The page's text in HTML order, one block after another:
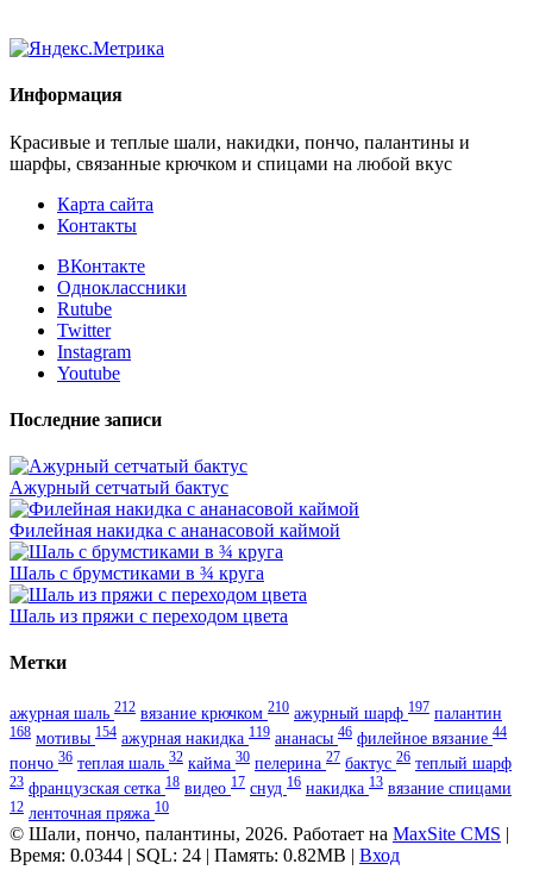
Информация
Красивые и теплые шали, накидки, пончо, палантины и
шарфы, связанные крючком и спицами на любой вкус
Карта сайта
Контакты
ВКонтакте
Одноклассники
Rutube
Twitter
Instagram
Youtube
Последние записи
Ажурный сетчатый бактус
Филейная накидка с ананасовой каймой
Шаль с брумстиками в ¾ круга
Шаль из пряжи с переходом цвета
Метки
ажурная шаль 212 вязание крючком 210 ажурный шарф 197 палантин
168 мотивы 154 ажурная накидка 119 ананасы 46 филейное вязание 44
пончо 36 теплая шаль 32 кайма 30 пелерина 27 бактус 26 теплый шарф
23 французская сетка 18 видео 17 снуд 16 накидка 13 вязание спицами
12 ленточная пряжа 10
© Шали, пончо, палантины, 2026. Работает на MaxSite CMS |
Время: 0.0344 | SQL: 24 | Память: 0.82MB | Вход